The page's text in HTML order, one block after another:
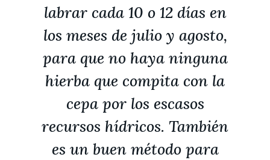
labrar cada 10 o 12 días en
los meses de julio y agosto,
para que no haya ninguna
hierba que compita con la
cepa por los escasos
recursos hídricos. También
es un buen método para